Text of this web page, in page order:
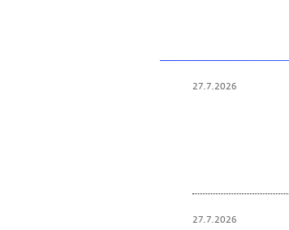
27.7.2026
27.7.2026